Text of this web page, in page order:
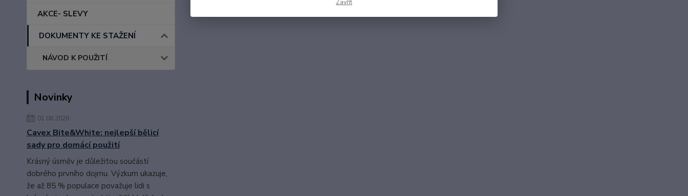
AKCE- SLEVY
DOKUMENTY KE STAŽENÍ
NÁVOD K POUŽITÍ
Novinky
01.06.2026
Cavex Bite&White: nejlepší bělicí
sady pro domácí použití
Krásný úsměv je důležitou součástí
dobrého prvního dojmu. Výzkum ukazuje,
že až 85 % populace považuje lidi s
Zavřít